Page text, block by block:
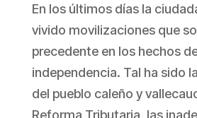
En los últimos días la
vivido movilizaciones que
precedente en los hechos
independencia. Tal ha sido
del pueblo caleño y